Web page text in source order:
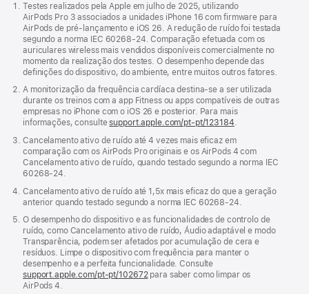
Testes realizados pela Apple em julho de 2025, utilizando
AirPods Pro 3 associados a unidades iPhone 16 com firmware para
AirPods de pré-lançamento e iOS 26. A redução de ruído foi testada
segundo a norma IEC 60268-24. Comparação efetuada com os
auriculares wireless mais vendidos disponíveis comercialmente no
momento da realização dos testes. O desempenho depende das
definições do dispositivo, do ambiente, entre muitos outros fatores.
A monitorização da frequência cardíaca destina‑se a ser utilizada
durante os treinos com a app Fitness ou apps compatíveis de outras
empresas no iPhone com o iOS 26 e posterior. Para mais
informações, consultesupport.apple.com/pt-pt/123184.
Cancelamento ativo de ruído até 4 vezes mais eficaz em
comparação com os AirPods Pro originais e os AirPods 4 com
Cancelamento ativo de ruído, quando testado segundo a norma IEC
60268-24.
Cancelamento ativo de ruído até 1,5x mais eficaz do que a geração
anterior quando testado segundo a norma IEC 60268-24.
O desempenho do dispositivo e as funcionalidades de controlo de
ruído, como Cancelamento ativo de ruído, Áudio adaptável e modo
Transparência, podem ser afetados por acumulação de cera e
resíduos. Limpe o dispositivo com frequência para manter o
desempenho e a perfeita funcionalidade. Consulte
support.apple.com/pt-pt/102672para saber como limpar os
AirPods 4.